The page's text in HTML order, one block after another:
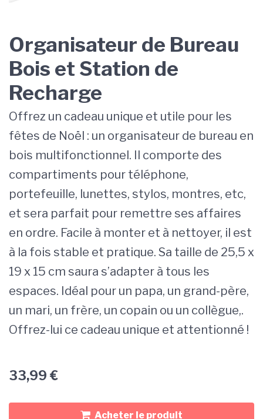
Organisateur de Bureau
Bois et Station de
Recharge
Offrez un cadeau unique et utile pour les
fêtes de Noël : un organisateur de bureau en
bois multifonctionnel. Il comporte des
compartiments pour téléphone,
portefeuille, lunettes, stylos, montres, etc,
et sera parfait pour remettre ses affaires
en ordre. Facile à monter et à nettoyer, il est
à la fois stable et pratique. Sa taille de 25,5 x
19 x 15 cm saura s’adapter à tous les
espaces. Idéal pour un papa, un grand-père,
un mari, un frère, un copain ou un collègue,.
Offrez-lui ce cadeau unique et attentionné !
33,99 €
Acheter le produit